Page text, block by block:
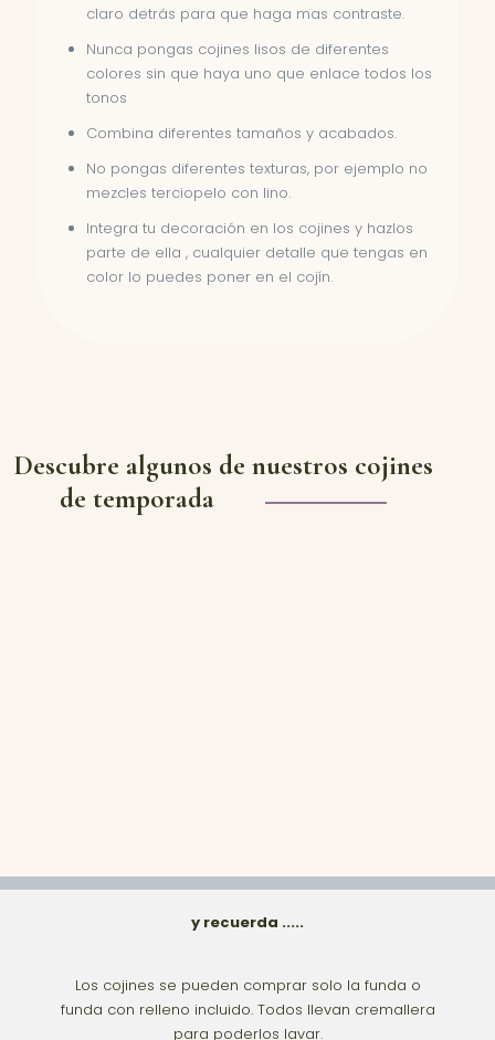
claro detrás para que haga mas contraste.
Nunca pongas cojines lisos de diferentes
colores sin que haya uno que enlace todos los
tonos
Combina diferentes tamaños y acabados.
No pongas diferentes texturas, por ejemplo no
mezcles terciopelo con lino.
Integra tu decoración en los cojines y hazlos
parte de ella , cualquier detalle que tengas en
color lo puedes poner en el cojín.
Descubre algunos de nuestros cojines
de temporada
y recuerda .....
Los cojines se pueden comprar solo la funda o
funda con relleno incluido. Todos llevan cremallera
para poderlos lavar.